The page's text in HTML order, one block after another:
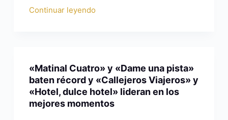
Continuar leyendo
«Matinal Cuatro» y «Dame una pista»
baten récord y «Callejeros Viajeros» y
«Hotel, dulce hotel» lideran en los
mejores momentos